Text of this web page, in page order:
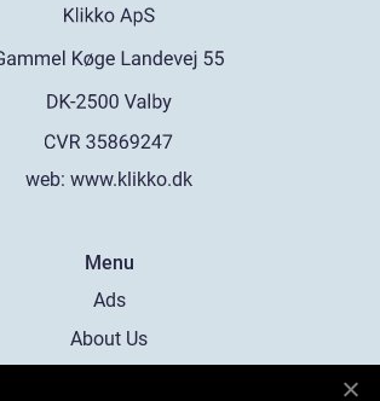
web: www.klikko.dk
Menu
Ads
About Us